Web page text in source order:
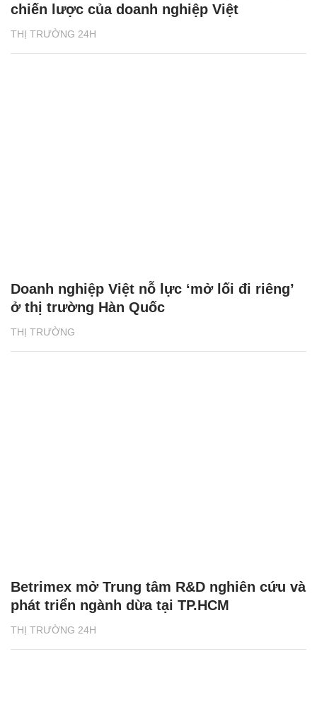
THỊ TRƯỜNG 24H
chiến lược của doanh nghiệp Việt
THỊ TRƯỜNG
Doanh nghiệp Việt nỗ lực ‘mở lối đi riêng’
ở thị trường Hàn Quốc
THỊ TRƯỜNG 24H
Betrimex mở Trung tâm R&D nghiên cứu và
phát triển ngành dừa tại TP.HCM